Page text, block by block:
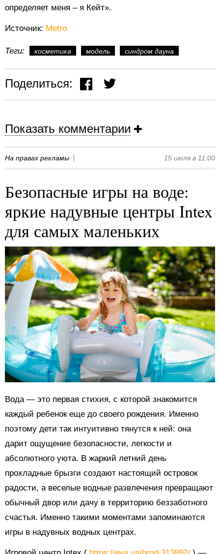
определяет меня – я Кейт».
Источник: Metro
Теги: косметика модель синдром дауна
Поделиться:
Показать комментарии
На правах рекламы 15 июля в 11:00
Безопасные игры на воде:
яркие надувные центры Intex
для самых маленьких
Вода — это первая стихия, с которой знакомится
каждый ребенок еще до своего рождения. Именно
поэтому дети так интуитивно тянутся к ней: она
дарит ощущение безопасности, легкости и
абсолютного уюта. В жаркий летний день
прохладные брызги создают настоящий островок
радости, а веселые водные развлечения превращают
обычный двор или дачу в территорию беззаботного
счастья. Именно такими моментами запоминаются
игры в надувных водных центрах.